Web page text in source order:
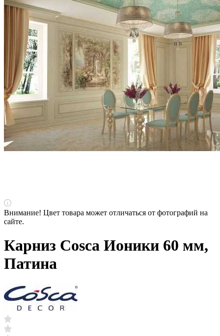
Внимание! Цвет товара может отличаться от фотографий на
сайте.
Карниз Cosca Ионики 60 мм,
Патина